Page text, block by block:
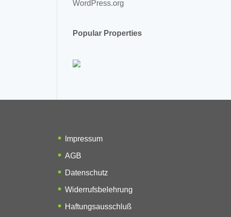
WordPress.org
Popular Properties
Impressum
AGB
Datenschutz
Widerrufsbelehrung
Haftungsausschluß